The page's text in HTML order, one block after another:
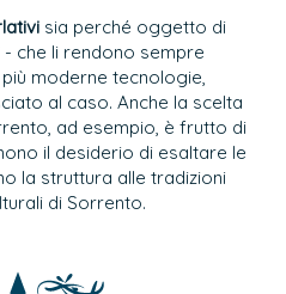
sia perché oggetto di
che li rendono sempre
moderne tecnologie,
al caso. Anche la scelta
ad esempio, è frutto di
il desiderio di esaltare le
la struttura alle tradizioni
di Sorrento.